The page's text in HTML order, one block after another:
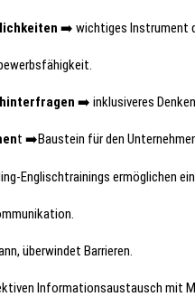
➡️ wichtiges Instrument
➡️ inklusiveres
t ➡️Baustein für den
Englischtrainings ermöglichen
überwindet Barrieren.
Informationsaustausch mit